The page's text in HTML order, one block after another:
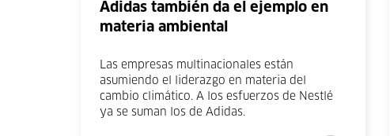
Adidas también da el ejemplo en
materia ambiental
Las empresas multinacionales están
asumiendo el liderazgo en materia del
cambio climático. A los esfuerzos de Nestlé
ya se suman los de Adidas.